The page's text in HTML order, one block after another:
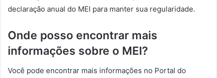
declaração anual do MEI para manter sua regularidade.
Onde posso encontrar mais
informações sobre o MEI?
Você pode encontrar mais informações no Portal do